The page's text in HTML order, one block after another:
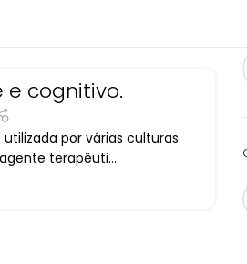
cognitivo.
por várias culturas
terapêuti...